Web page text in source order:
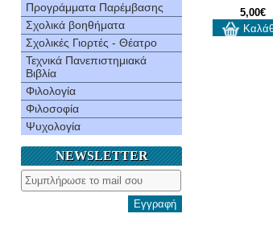
Προγράμματα Παρέμβασης
Σχολικά βοηθήματα
Σχολικές Γιορτές - Θέατρο
Τεχνικά Πανεπιστημιακά
Βιβλία
Φιλολογία
Φιλοσοφία
Ψυχολογία
NEWSLETTER
Εγγραφή
5,00€